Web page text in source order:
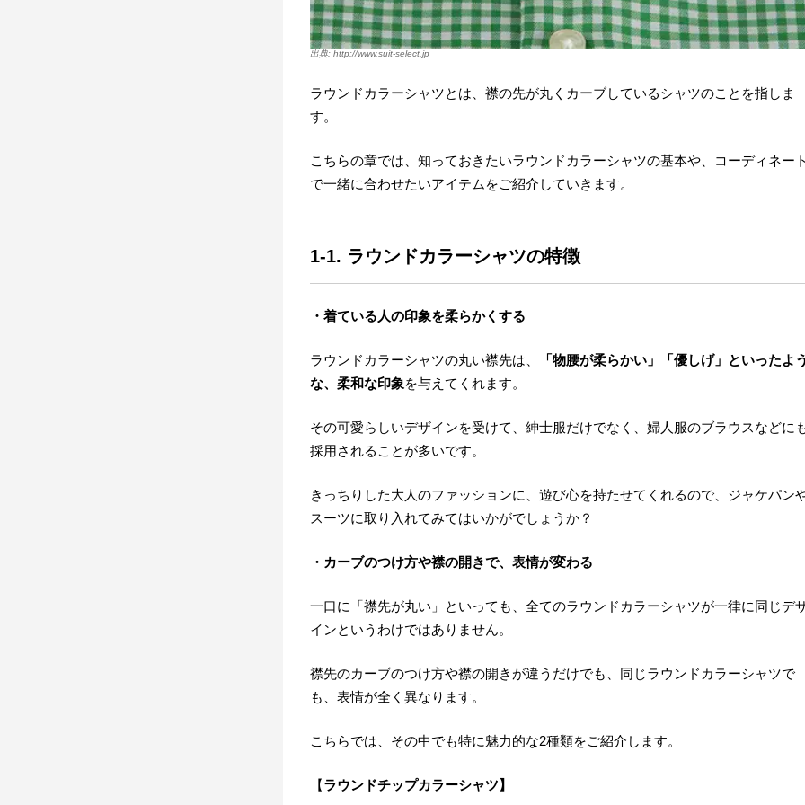
http://www.suit-select.jp
ラウンドカラーシャツとは、襟の先が丸くカーブしているシャツのことを指しま
す。
こちらの章では、知っておきたいラウンドカラーシャツの基本や、コーディネー
で一緒に合わせたいアイテムをご紹介していきます。
1-1. ラウンドカラーシャツの特徴
・着ている人の印象を柔らかくする
ラウンドカラーシャツの丸い襟先は、
「物腰が柔らかい」「優しげ」といったよ
な、柔和な印象を与えてくれます。
その可愛らしいデザインを受けて、紳士服だけでなく、婦人服のブラウスなどに
採用されることが多いです。
きっちりした大人のファッションに、遊び心を持たせてくれるので、ジャケパン
スーツに取り入れてみてはいかがでしょうか？
・カーブのつけ方や襟の開きで、表情が変わる
一口に「襟先が丸い」といっても、全てのラウンドカラーシャツが一律に同じデ
インというわけではありません。
襟先のカーブのつけ方や襟の開きが違うだけでも、同じラウンドカラーシャツで
も、表情が全く異なります。
こちらでは、その中でも特に魅力的な2種類をご紹介します。
【ラウンドチップカラーシャツ】